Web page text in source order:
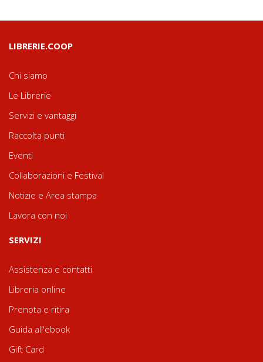
LIBRERIE.COOP
Chi siamo
Le Librerie
Servizi e vantaggi
Raccolta punti
Eventi
Collaborazioni e Festival
Notizie e Area stampa
Lavora con noi
SERVIZI
Assistenza e contatti
Libreria online
Prenota e ritira
Guida all'ebook
Gift Card